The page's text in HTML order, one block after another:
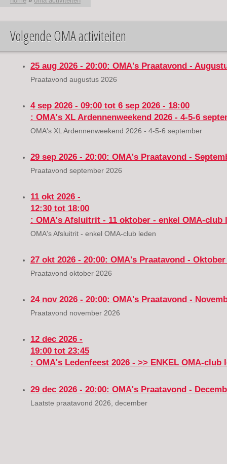
U bent hier
Volgende OMA activiteiten
25 aug 2026 - 20:00: OMA's Praatavond -
Praatavond augustus 2026
4 sep 2026 - 09:00 tot 6 sep 2026 - 18:00
: OMA's XL Ardennenweekend 2026 - 4-5-6
OMA's XL Ardennenweekend 2026 - 4-5-6 september
29 sep 2026 - 20:00: OMA's Praatavond -
Praatavond september 2026
11 okt 2026 -
12:30 tot 18:00
: OMA's Afsluitrit - 11 oktober - enkel OMA-club
OMA's Afsluitrit - enkel OMA-club leden
27 okt 2026 - 20:00: OMA's Praatavond - Oktober
Praatavond oktober 2026
24 nov 2026 - 20:00: OMA's Praatavond -
Praatavond november 2026
12 dec 2026 -
19:00 tot 23:45
: OMA's Ledenfeest 2026 - >> ENKEL OMA-club
29 dec 2026 - 20:00: OMA's Praatavond -
Laatste praatavond 2026, december